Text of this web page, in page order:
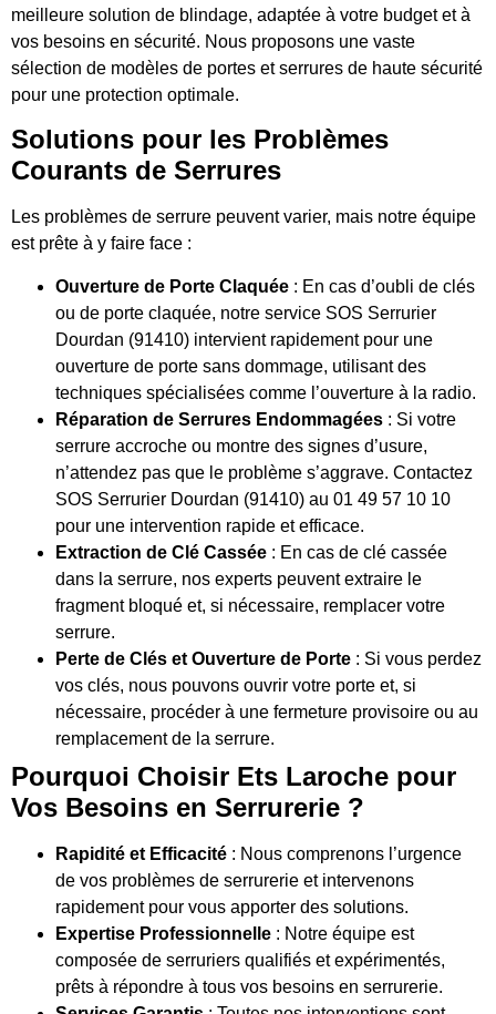
meilleure solution de blindage, adaptée à votre budget et à
vos besoins en sécurité. Nous proposons une vaste
sélection de modèles de portes et serrures de haute sécurité
pour une protection optimale.
Solutions pour les Problèmes
Courants de Serrures
Les problèmes de serrure peuvent varier, mais notre équipe
est prête à y faire face :
Ouverture de Porte Claquée : En cas d’oubli de clés
ou de porte claquée, notre service SOS Serrurier
Dourdan (91410) intervient rapidement pour une
ouverture de porte sans dommage, utilisant des
techniques spécialisées comme l’ouverture à la radio.
Réparation de Serrures Endommagées : Si votre
serrure accroche ou montre des signes d’usure,
n’attendez pas que le problème s’aggrave. Contactez
SOS Serrurier Dourdan (91410) au 01 49 57 10 10
pour une intervention rapide et efficace.
Extraction de Clé Cassée : En cas de clé cassée
dans la serrure, nos experts peuvent extraire le
fragment bloqué et, si nécessaire, remplacer votre
serrure.
Perte de Clés et Ouverture de Porte : Si vous perdez
vos clés, nous pouvons ouvrir votre porte et, si
nécessaire, procéder à une fermeture provisoire ou au
remplacement de la serrure.
Pourquoi Choisir Ets Laroche pour
Vos Besoins en Serrurerie ?
Rapidité et Efficacité : Nous comprenons l’urgence
de vos problèmes de serrurerie et intervenons
rapidement pour vous apporter des solutions.
Expertise Professionnelle : Notre équipe est
composée de serruriers qualifiés et expérimentés,
prêts à répondre à tous vos besoins en serrurerie.